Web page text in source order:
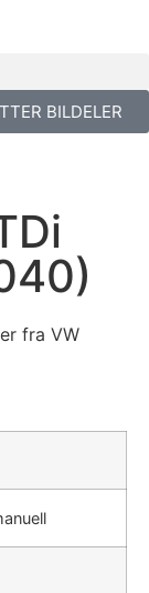
BILDELER
fra VW